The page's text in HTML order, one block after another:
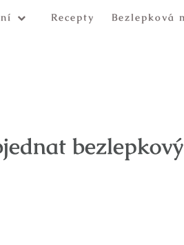
Recepty Bezlepková